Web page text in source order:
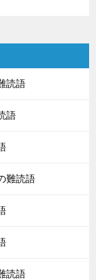
読語
語
難読語
読語